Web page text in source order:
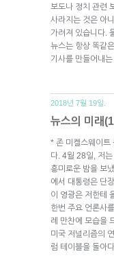
보도나 정치 관련
사라지는 것은 아
가려져 있습니다.
뉴스는 항상 똑같
기사를 만들어내
2018년 7월 19일.
뉴스의 미래
* 존 미켈스웨이트
다. 4월 28일, 저
흥미로운 밤을 보
에서 대통령은 단
이 영광은 저한테
한번 주요 언론사
례 만찬에 모습을
미국 저널리즘의
럼 테이블을 돌아